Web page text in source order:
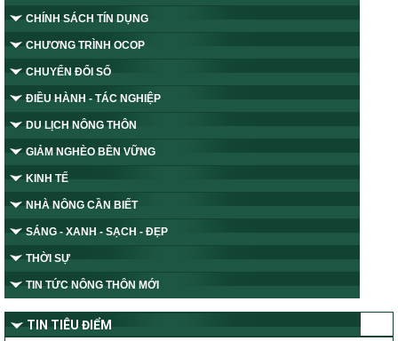
CHÍNH SÁCH TÍN DỤNG
CHƯƠNG TRÌNH OCOP
CHUYỂN ĐỔI SỐ
ĐIỀU HÀNH - TÁC NGHIỆP
DU LỊCH NÔNG THÔN
GIẢM NGHÈO BỀN VỮNG
KINH TẾ
NHÀ NÔNG CẦN BIẾT
SÁNG - XANH - SẠCH - ĐẸP
THỜI SỰ
TIN TỨC NÔNG THÔN MỚI
TIN TIÊU ĐIỂM